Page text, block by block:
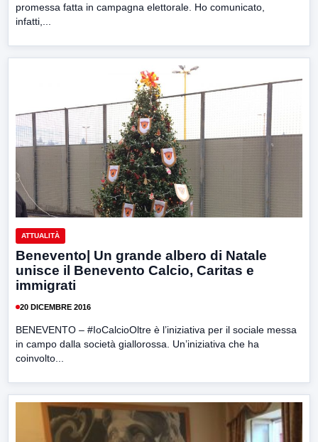
promessa fatta in campagna elettorale. Ho comunicato,
infatti,...
ATTUALITÀ
Benevento| Un grande albero di Natale
unisce il Benevento Calcio, Caritas e
immigrati
20 DICEMBRE 2016
BENEVENTO – #IoCalcioOltre è l’iniziativa per il sociale messa
in campo dalla società giallorossa. Un’iniziativa che ha
coinvolto...